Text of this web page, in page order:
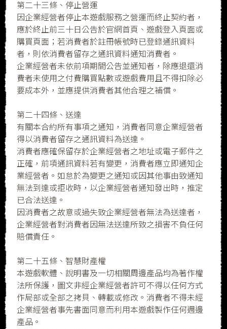
第二十三條、停止營運
因企業經營者停止本遊戲服務之營運而終止契約者，
應於終止前三十日公告於官網首頁、遊戲登入頁面或
購買頁面；若消費者於註冊帳號時已登錄通訊資料
者，則依消費者留存之通訊資料通知消費者。
企業經營者未依前項期間公告並通知者，除應退還消
費者未使用之付費購買點數或遊戲費用且不得扣除必
要成本外，並應提供消費者其他合理之補償。
第二十四條、送達
有關本合約所有事項之通知，消費者同意企業經營者
得以消費者留存之通訊資料為送達。
消費者應確保留存於企業經營者之地址或電子郵件之
正確，前項通訊資料若有變更，消費者應立即通知企
業經營者。如怠於為變更之通知或因其他事由致通知
無法到達或拒收時，以企業經營者通知發出時，推定
已合法送達。
因消費者之故意或過失致企業經營者無法為送達者，
企業經營者對消費者因無法送達所致之損害不負任何
賠償責任。
第二十五條、智慧財產權
本遊戲軟體、說明書及一切相關周邊產品均為著作權
法所保護，圖文非經企業經營者許可不得以任何方式
作局部或全部之拷貝、轉載或修改。消費者不得未經
企業經營者事先書面同意而利用本遊戲製作任何週邊
產品。